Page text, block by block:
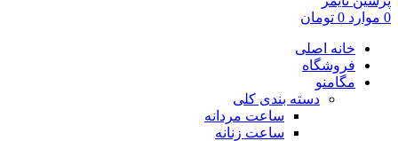
0 موارد 0 تومان
خانه اصلی
فروشگاه
مگامنو
دسته بندی کلی
ساعت مردانه
ساعت زنانه